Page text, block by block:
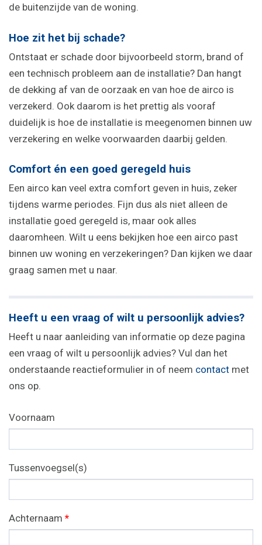
de buitenzijde van de woning.
Hoe zit het bij schade?
Ontstaat er schade door bijvoorbeeld storm, brand of
een technisch probleem aan de installatie? Dan hangt
de dekking af van de oorzaak en van hoe de airco is
verzekerd. Ook daarom is het prettig als vooraf
duidelijk is hoe de installatie is meegenomen binnen uw
verzekering en welke voorwaarden daarbij gelden.
Comfort én een goed geregeld huis
Een airco kan veel extra comfort geven in huis, zeker
tijdens warme periodes. Fijn dus als niet alleen de
installatie goed geregeld is, maar ook alles
daaromheen. Wilt u eens bekijken hoe een airco past
binnen uw woning en verzekeringen? Dan kijken we daar
graag samen met u naar.
Heeft u een vraag of wilt u persoonlijk advies?
Heeft u naar aanleiding van informatie op deze pagina
een vraag of wilt u persoonlijk advies? Vul dan het
onderstaande reactieformulier in of neem contact met
ons op.
Voornaam
Tussenvoegsel(s)
Achternaam *